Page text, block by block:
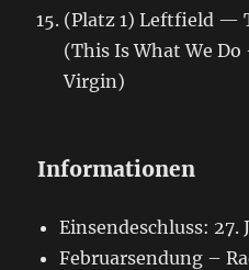
(Platz 1) Leftfield —
(This Is What We
Virgin)
Informationen
Einsendeschluss: 27.
Februarsendung –